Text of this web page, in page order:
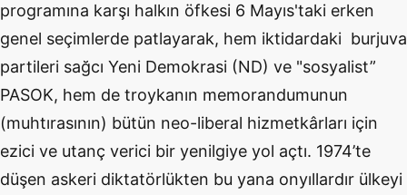
programına karşı halkın öfkesi 6 Mayıs'taki erken
genel seçimlerde patlayarak, hem iktidardaki burjuva
partileri sağcı Yeni Demokrasi (ND) ve "sosyalist”
PASOK, hem de troykanın memorandumunun
(muhtırasının) bütün neo-liberal hizmetkârları için
ezici ve utanç verici bir yenilgiye yol açtı. 1974’te
düşen askeri diktatörlükten bu yana onyıllardır ülkeyi